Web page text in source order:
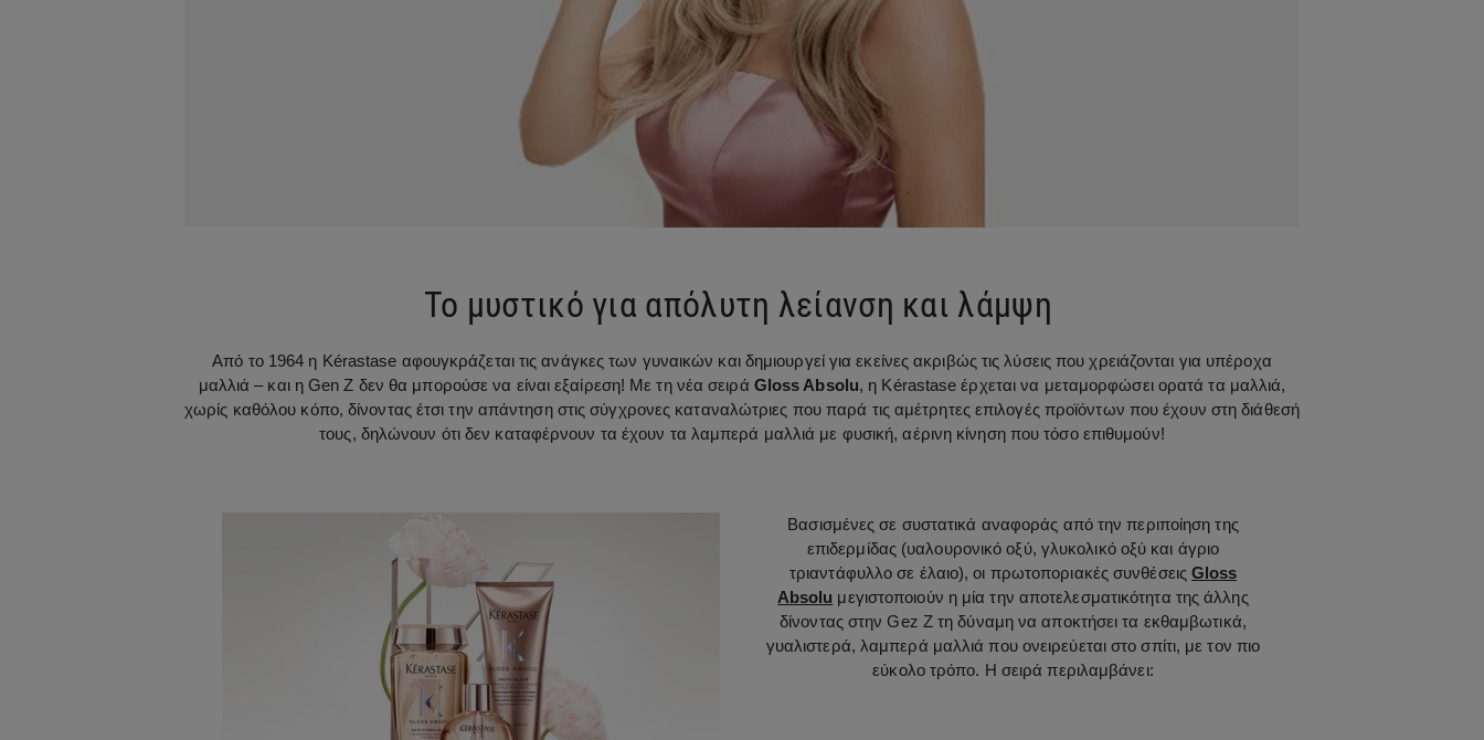
Το μυστικό για απόλυτη λείανση και λάμψη
Από το 1964 η Kérastase αφουγκράζεται τις ανάγκες των γυναικών και δημιουργεί για εκείνες ακριβώς τις λύσεις που χρειάζονται για υπέροχα
μαλλιά – και η Gen Z δεν θα μπορούσε να είναι εξαίρεση! Με τη νέα σειρά Gloss Absolu, η Kérastase έρχεται να μεταμορφώσει ορατά τα μαλλιά,
χωρίς καθόλου κόπο, δίνοντας έτσι την απάντηση στις σύγχρονες καταναλώτριες που παρά τις αμέτρητες επιλογές προϊόντων που έχουν στη διάθεσή
τους, δηλώνουν ότι δεν καταφέρνουν τα έχουν τα λαμπερά μαλλιά με φυσική, αέρινη κίνηση που τόσο επιθυμούν!
Βασισμένες σε συστατικά αναφοράς από την περιποίηση της
επιδερμίδας (υαλουρονικό οξύ, γλυκολικό οξύ και άγριο
τριαντάφυλλο σε έλαιο), οι πρωτοποριακές συνθέσειςGloss
Absolu μεγιστοποιούν η μία την αποτελεσματικότητα της άλλης
δίνοντας στην Gez Z τη δύναμη να αποκτήσει τα εκθαμβωτικά,
γυαλιστερά, λαμπερά μαλλιά που ονειρεύεται στο σπίτι, με τον πιο
εύκολο τρόπο. Η σειρά περιλαμβάνει: